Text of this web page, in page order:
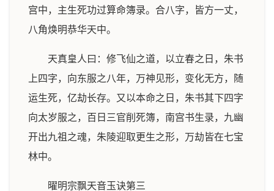
宫中，主生死功过算命簿录。合八字，皆方一丈，
八角焕明恭华天中。
天真皇人曰：修飞仙之道，以立春之日，朱书
上四字，向东服之八年，万神见形，变化无方，随
运生死，亿劫长存。又以本命之日，朱书其下四字
向太岁服之，百日三官削死簿，南宫书生录，九幽
开出九祖之魂，朱陵迎取更生之形，万劫皆在七宝
林中。
曜明宗飘天音玉诀第三